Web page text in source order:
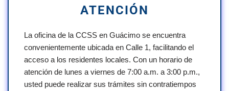
ATENCIÓN
La oficina de la CCSS en Guácimo se encuentra
convenientemente ubicada en Calle 1, facilitando el
acceso a los residentes locales. Con un horario de
atención de lunes a viernes de 7:00 a.m. a 3:00 p.m.,
usted puede realizar sus trámites sin contratiempos